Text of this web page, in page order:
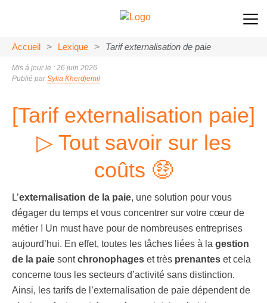
Accueil > Lexique > Tarif externalisation de paie
Mis à jour le : 26 juin 2026
Publié parSylia Kherdjemil
[Tarif externalisation paie]
▷ Tout savoir sur les
coûts 🤑
L’externalisation de la paie, une solution pour vous
dégager du temps et vous concentrer sur votre cœur de
métier ! Un must have pour de nombreuses entreprises
aujourd’hui. En effet, toutes les tâches liées à la gestion
de la paie sontchronophages et très prenantes et cela
concerne tous les secteurs d’activité sans distinction.
Ainsi, les tarifs de l’externalisation de paie dépendent de